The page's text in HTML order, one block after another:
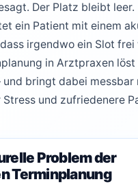
Der Platz bleibt leer.
ein Patient mit einem
irgendwo ein Slot frei
in Arztpraxen löst
und bringt dabei messbar
und zufriedenere
Problem der
Terminplanung